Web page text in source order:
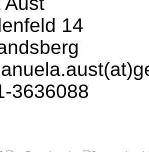
14
3636088